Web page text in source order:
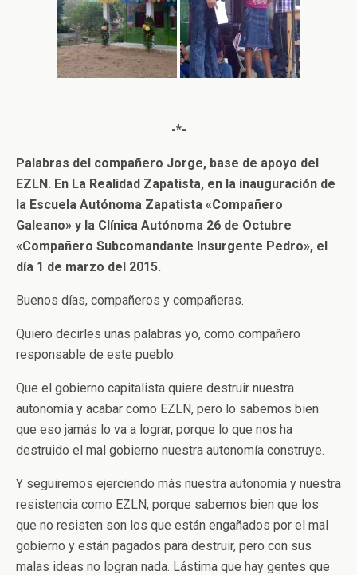
-*-
Palabras del compañero Jorge, base de apoyo del
EZLN. En La Realidad Zapatista, en la inauguración de
la Escuela Autónoma Zapatista «Compañero
Galeano» y la Clínica Autónoma 26 de Octubre
«Compañero Subcomandante Insurgente Pedro», el
día 1 de marzo del 2015.
Buenos días, compañeros y compañeras.
Quiero decirles unas palabras yo, como compañero
responsable de este pueblo.
Que el gobierno capitalista quiere destruir nuestra
autonomía y acabar como EZLN, pero lo sabemos bien
que eso jamás lo va a lograr, porque lo que nos ha
destruido el mal gobierno nuestra autonomía construye.
Y seguiremos ejerciendo más nuestra autonomía y nuestra
resistencia como EZLN, porque sabemos bien que los
que no resisten son los que están engañados por el mal
gobierno y están pagados para destruir, pero con sus
malas ideas no logran nada. Lástima que hay gentes que